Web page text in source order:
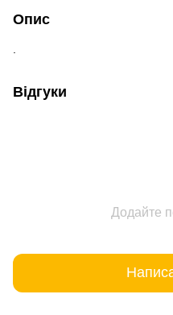
Опис
Відгуки
Додайте